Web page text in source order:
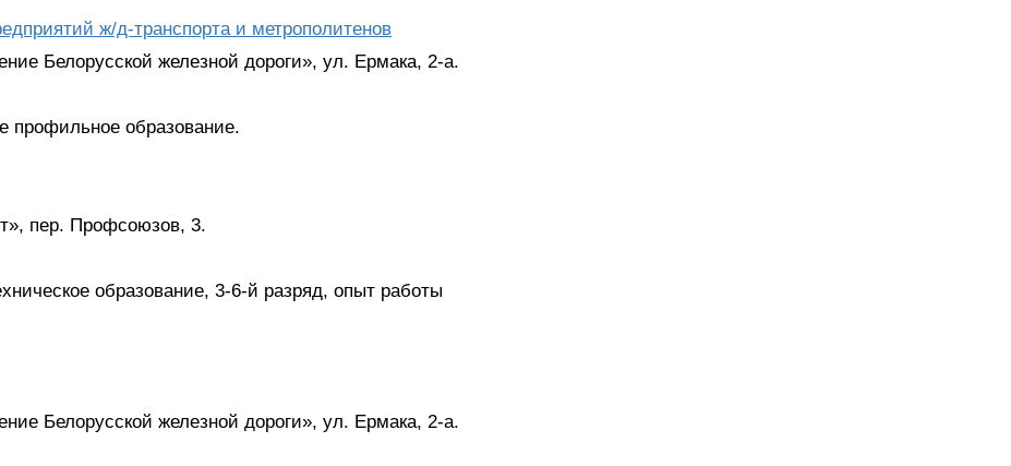
ж/д-транспорта и метрополитенов
Белорусской железной дороги», ул. Ермака, 2-а.
профильное образование.
пер. Профсоюзов, 3.
образование, 3-6-й разряд, опыт работы
Белорусской железной дороги», ул. Ермака, 2-а.